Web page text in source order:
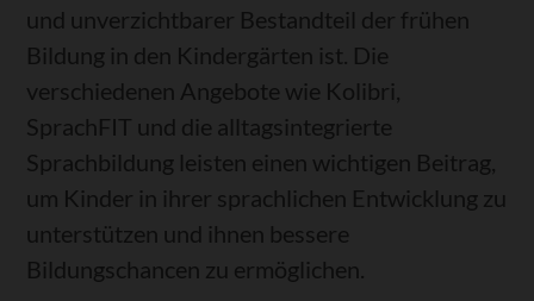
und unverzichtbarer Bestandteil der frühen
Bildung in den Kindergärten ist. Die
verschiedenen Angebote wie Kolibri,
SprachFIT und die alltagsintegrierte
Sprachbildung leisten einen wichtigen Beitrag,
um Kinder in ihrer sprachlichen Entwicklung zu
unterstützen und ihnen bessere
Bildungschancen zu ermöglichen.